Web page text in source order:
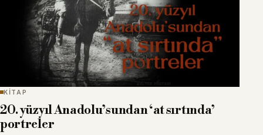
KİTAP
20. yüzyıl Anadolu’sundan ‘at sırtında’
portreler